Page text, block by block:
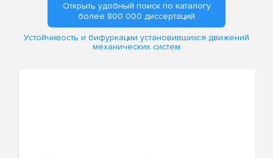
Открыть удобный поиск по каталогу
более 800 000 диссертаций
Устойчивость и бифуркации установившихся движений
механических систем